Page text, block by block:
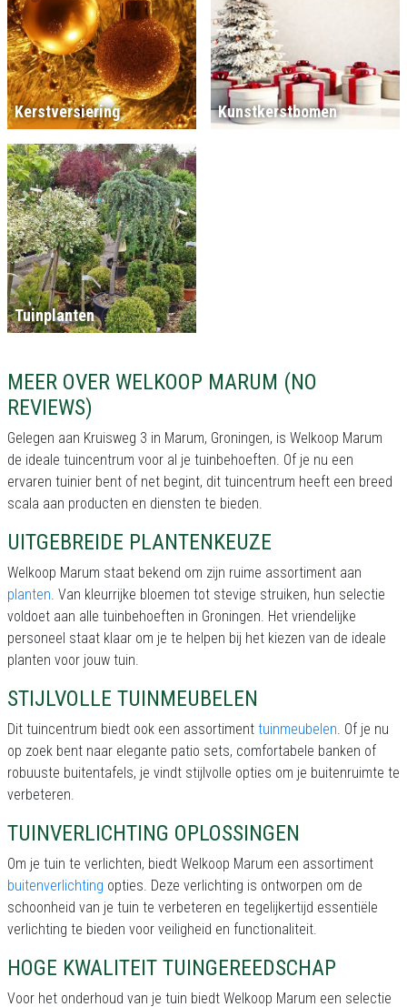
Kerstversiering Kunstkerstbomen
Tuinplanten
MEER OVER WELKOOP MARUM (NO
REVIEWS)
Gelegen aan Kruisweg 3 in Marum, Groningen, is Welkoop Marum
de ideale tuincentrum voor al je tuinbehoeften. Of je nu een
ervaren tuinier bent of net begint, dit tuincentrum heeft een breed
scala aan producten en diensten te bieden.
UITGEBREIDE PLANTENKEUZE
Welkoop Marum staat bekend om zijn ruime assortiment aan
planten. Van kleurrijke bloemen tot stevige struiken, hun selectie
voldoet aan alle tuinbehoeften in Groningen. Het vriendelijke
personeel staat klaar om je te helpen bij het kiezen van de ideale
planten voor jouw tuin.
STIJLVOLLE TUINMEUBELEN
Dit tuincentrum biedt ook een assortiment tuinmeubelen. Of je nu
op zoek bent naar elegante patio sets, comfortabele banken of
robuuste buitentafels, je vindt stijlvolle opties om je buitenruimte te
verbeteren.
TUINVERLICHTING OPLOSSINGEN
Om je tuin te verlichten, biedt Welkoop Marum een assortiment
buitenverlichting opties. Deze verlichting is ontworpen om de
schoonheid van je tuin te verbeteren en tegelijkertijd essentiële
verlichting te bieden voor veiligheid en functionaliteit.
HOGE KWALITEIT TUINGEREEDSCHAP
Voor het onderhoud van je tuin biedt Welkoop Marum een selectie